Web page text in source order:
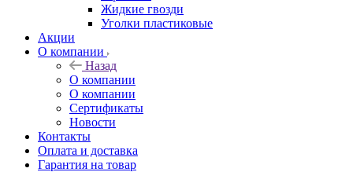
Жидкие гвозди
Уголки пластиковые
Акции
О компании
Назад
О компании
О компании
Сертификаты
Новости
Контакты
Оплата и доставка
Гарантия на товар